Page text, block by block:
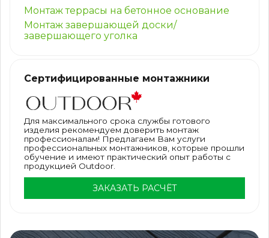
Монтаж террасы на бетонное основание
Монтаж завершающей доски/
завершающего уголка
Сертифицированные монтажники
Для максимального срока службы готового
изделия рекомендуем доверить монтаж
профессионалам! Предлагаем Вам услуги
профессиональных монтажников, которые прошли
обучение и имеют практический опыт работы с
продукцией Outdoor.
ЗАКАЗАТЬ РАСЧЁТ